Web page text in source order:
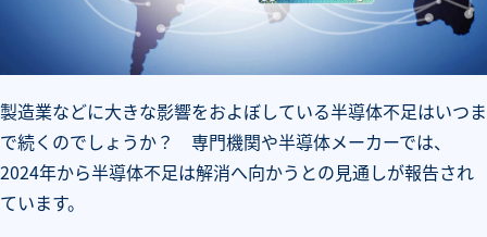
製造業などに大きな影響をおよぼしている半導体不足はいつま
で続くのでしょうか？ 専門機関や半導体メーカーでは、
2024年から半導体不足は解消へ向かうとの見通しが報告され
ています。